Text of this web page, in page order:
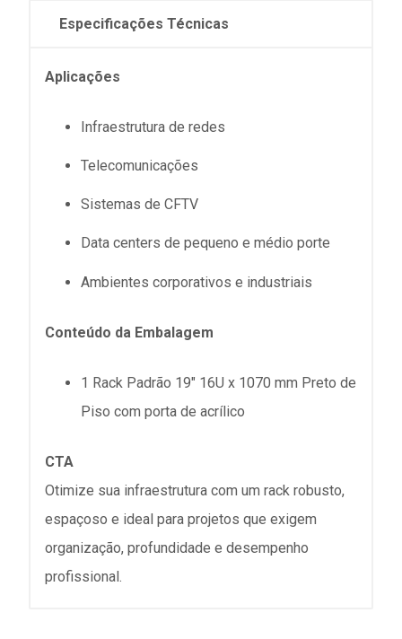
Especificações Técnicas
Aplicações
Infraestrutura de redes
Telecomunicações
Sistemas de CFTV
Data centers de pequeno e médio porte
Ambientes corporativos e industriais
Conteúdo da Embalagem
1 Rack Padrão 19" 16U x 1070 mm Preto de
Piso com porta de acrílico
CTA
Otimize sua infraestrutura com um rack robusto,
espaçoso e ideal para projetos que exigem
organização, profundidade e desempenho
profissional.